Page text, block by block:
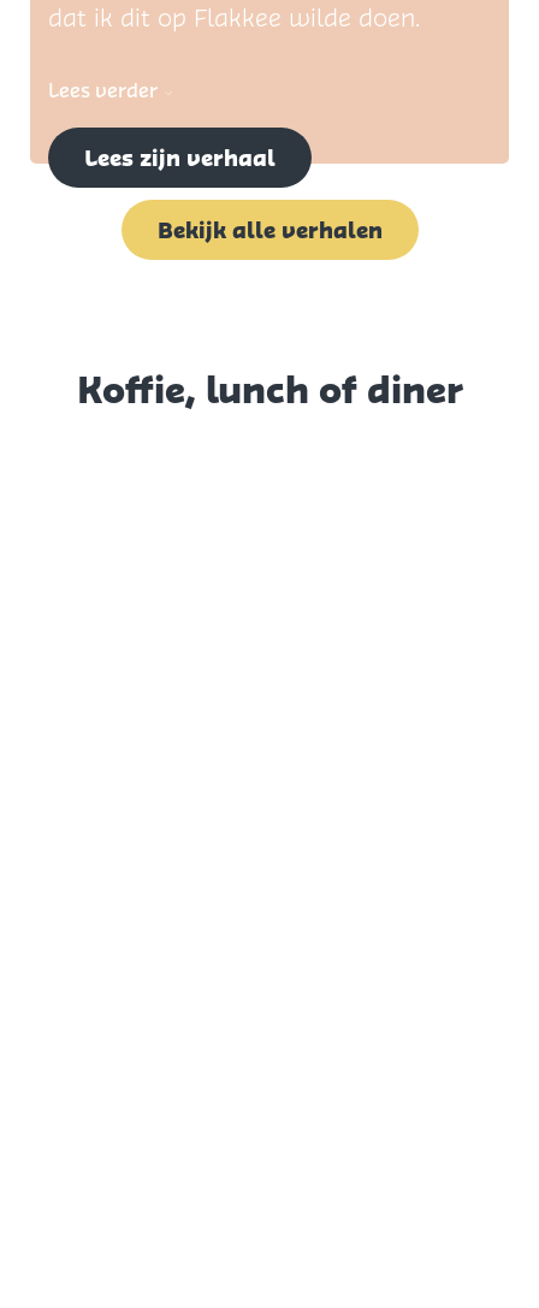
dat ik dit op Flakkee wilde doen.
Lees verder
Lees zijn verhaal
Bekijk alle verhalen
Koffie, lunch of diner